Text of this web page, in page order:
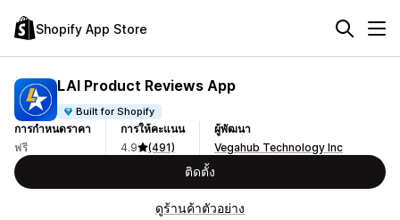
Shopify App Store
LAI Product Reviews App
Built for Shopify
การกำหนดราคา
ฟรี
การให้คะแนน
4.9
(491)
ผู้พัฒนา
Vegahub Technology Inc
ติดตั้ง
ดูร้านค้าตัวอย่าง